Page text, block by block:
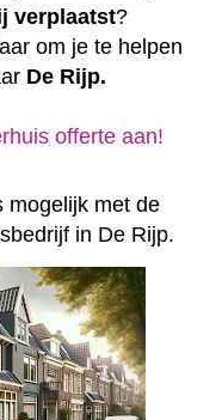
verplaatst?
om je te helpen
De Rijp.
offerte aan!
mogelijk met de
in De Rijp.